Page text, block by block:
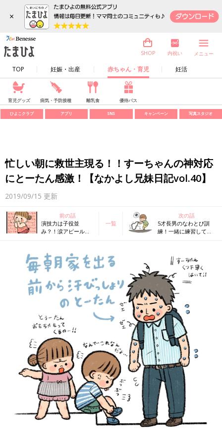
×
TOP 妊娠・出産 赤ちゃん・育児 妊活
SHOP 内祝い メニュー
育児グッズ 病気・予防接種 離乳食 優待パス
ひよこクラブ アプリ SNS キャンペーン 写真スタジオ
忙しい朝に救世主現る！！すーちゃんの神対応
にとーたん感激！【なかよし兄妹日記vol.40】
2019/09/15 更新
前の話
演技力は子役並
み？！涙アピールを
兄妹日記vol.39】
一覧
次の話
5才長男のなわとび訓
練！一緒に練習して気